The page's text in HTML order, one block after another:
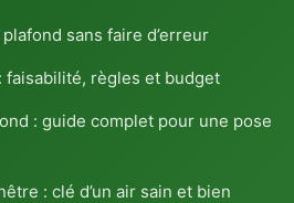
sans faire d’erreur
faisabilité, règles et budget
: guide complet pour une pose
: clé d’un air sain et bien